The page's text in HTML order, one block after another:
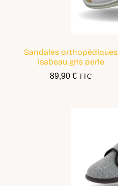
Sandales orthopédiques
Isabeau gris perle
89,90€ TTC